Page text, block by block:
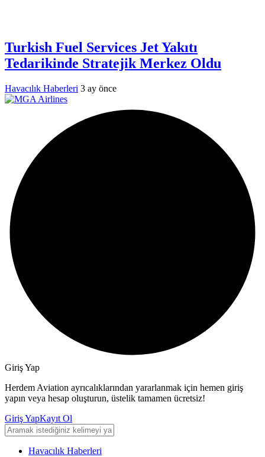
Turkish Fuel Services Jet Yakıtı
Tedarikinde Stratejik Merkez Oldu
Havacılık Haberleri 3 ay önce
Giriş Yap
Herdem Aviation ayrıcalıklarından yararlanmak için hemen giriş
yapın veya hesap oluşturun, üstelik tamamen ücretsiz!
Giriş YapKayıt Ol
Havacılık Haberleri